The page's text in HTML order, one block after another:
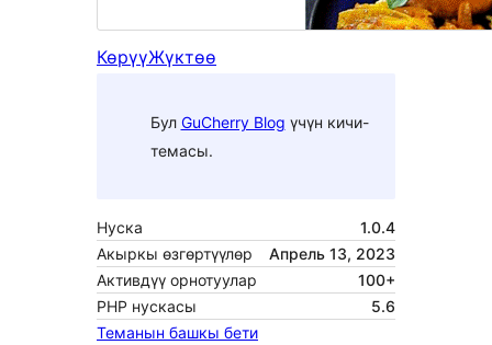
КөрүүЖүктөө
Бул GuCherry Blog үчүн кичи-
темасы.
Нуска
1.0.4
Акыркы өзгөртүүлөр
Апрель 13, 2023
Активдүү орнотуулар
100+
PHP нускасы
5.6
Теманын башкы бети